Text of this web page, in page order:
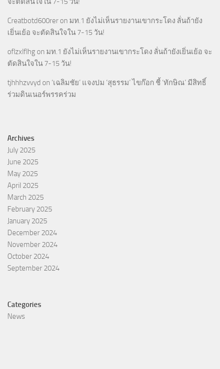
Creatbotd600rer on มท.1 ยังไม่เห็นรายงานเขากระโดง ลั่นถ้ายัง
เยิ่นเย้อ จะตัดสินใจใน 7-15 วัน!
oflzxlflhg on มท.1 ยังไม่เห็นรายงานเขากระโดง ลั่นถ้ายังเยิ่นเย้อ จะ
ตัดสินใจใน 7-15 วัน!
tjhhhzvvyd on ‘เฉลิมชัย’ แจงปม ‘สุธรรม’ ไขก๊อก ชี้ ‘ทักษิณ’ มีสิทธิ์
ร่วมดินเนอร์พรรคร่วม
Archives
July 2025
June 2025
May 2025
April 2025
March 2025
February 2025
January 2025
December 2024
November 2024
October 2024
September 2024
Categories
News